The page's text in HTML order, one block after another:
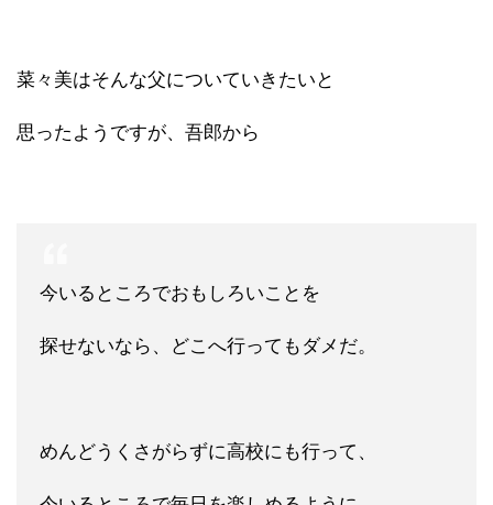
菜々美はそんな父についていきたいと
思ったようですが、吾郎から
今いるところでおもしろいことを
探せないなら、どこへ行ってもダメだ。
めんどうくさがらずに高校にも行って、